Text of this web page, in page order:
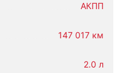
АКПП
147 017 км
2.0 л